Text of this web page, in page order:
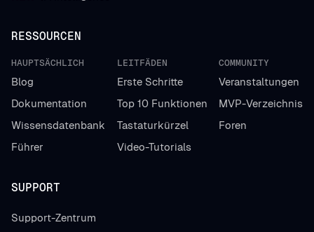
RESSOURCEN
HAUPTSÄCHLICH
Blog
Dokumentation
Wissensdatenbank
Führer
LEITFÄDEN
Erste Schritte
Top 10 Funktionen
Tastaturkürzel
Video-Tutorials
COMMUNITY
Veranstaltungen
MVP-Verzeichnis
Foren
SUPPORT
Support-Zentrum